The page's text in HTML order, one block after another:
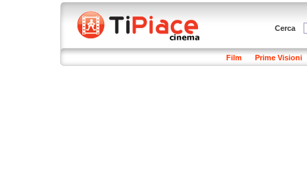
Cerca
Film Prime Visioni